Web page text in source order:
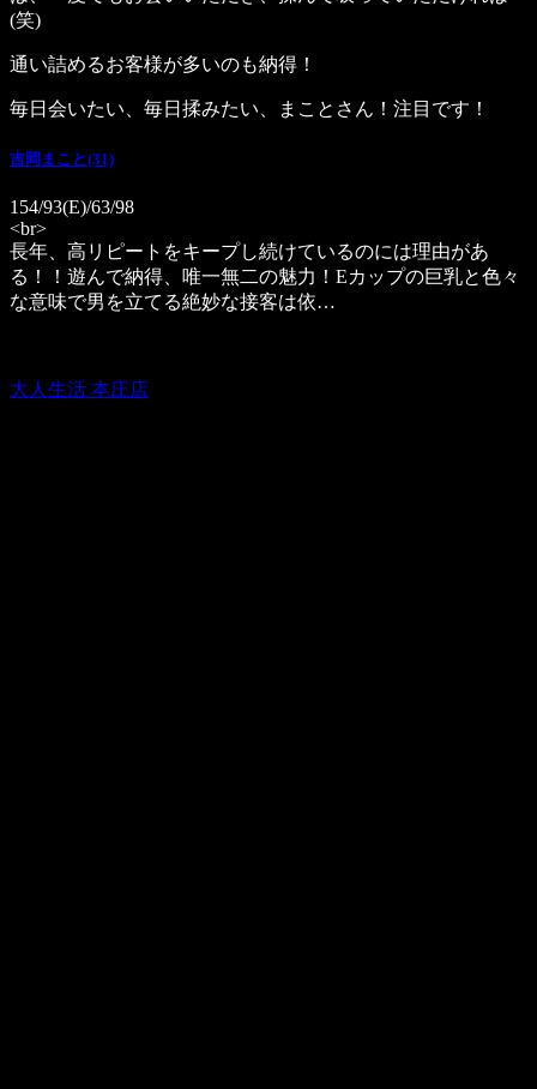
(笑)
通い詰めるお客様が多いのも納得！
毎日会いたい、毎日揉みたい、まことさん！注目です！
吉岡まこと(31)
154/93(E)/63/98
<br>
長年、高リピートをキープし続けているのには理由があ
る！！遊んで納得、唯一無二の魅力！Eカップの巨乳と色々
な意味で男を立てる絶妙な接客は依…
大人生活 本庄店